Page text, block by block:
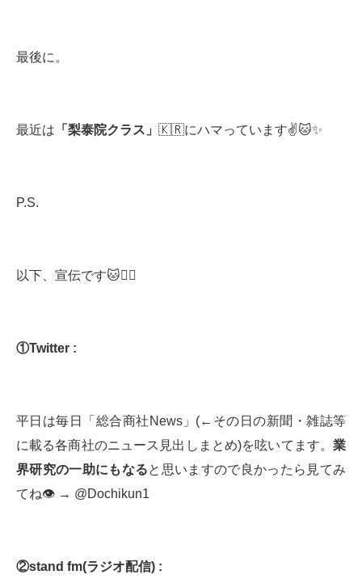
最後に。
最近は 「梨泰院クラス」 🇰🇷にハマっています✌️🐱✨
P.S.
以下、宣伝です🐱🙇‍♂️
①Twitter :
平日は毎日「総合商社News」(←その日の新聞・雑誌等
に載る各商社のニュース見出しまとめ)を呟いてます。 業
界研究の一助にもなると思いますので良かったら見てみ
てね👁 → @Dochikun1
②stand fm(ラジオ配信) :